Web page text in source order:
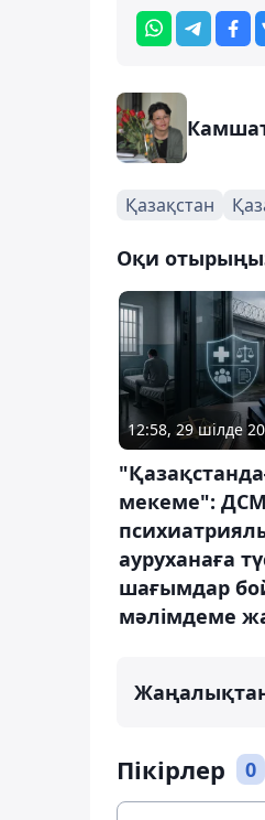
Қазақстан
Оқи
12:58, 29 шілде
мекеме": ДСМ
ауруханаға
шағымдар
мәлімдеме
Пікірлер 0